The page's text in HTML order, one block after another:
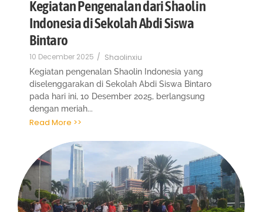
Kegiatan Pengenalan dari Shaolin
Indonesia di Sekolah Abdi Siswa
Bintaro
10 December 2025 / Shaolinxiu
Kegiatan pengenalan Shaolin Indonesia yang
diselenggarakan di Sekolah Abdi Siswa Bintaro
pada hari ini, 10 Desember 2025, berlangsung
dengan meriah...
Read More >>